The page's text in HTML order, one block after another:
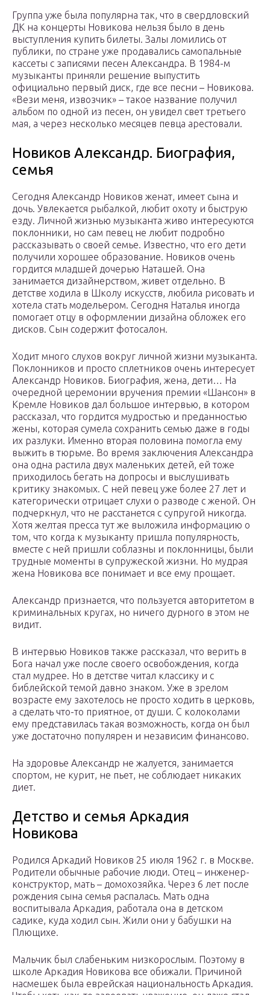
Группа уже была популярна так, что в свердловский
ДК на концерты Новикова нельзя было в день
выступления купить билеты. Залы ломились от
публики, по стране уже продавались самопальные
кассеты с записями песен Александра. В 1984-м
музыканты приняли решение выпустить
официально первый диск, где все песни – Новикова.
«Вези меня, извозчик» – такое название получил
альбом по одной из песен, он увидел свет третьего
мая, а через несколько месяцев певца арестовали.
Новиков Александр. Биография,
семья
Сегодня Александр Новиков женат, имеет сына и
дочь. Увлекается рыбалкой, любит охоту и быструю
езду. Личной жизнью музыканта живо интересуются
поклонники, но сам певец не любит подробно
рассказывать о своей семье. Известно, что его дети
получили хорошее образование. Новиков очень
гордится младшей дочерью Наташей. Она
занимается дизайнерством, живет отдельно. В
детстве ходила в Школу искусств, любила рисовать и
хотела стать модельером. Сегодня Наталья иногда
помогает отцу в оформлении дизайна обложек его
дисков. Сын содержит фотосалон.
Ходит много слухов вокруг личной жизни музыканта.
Поклонников и просто сплетников очень интересует
Александр Новиков. Биография, жена, дети… На
очередной церемонии вручения премии «Шансон» в
Кремле Новиков дал большое интервью, в котором
рассказал, что гордится мудростью и преданностью
жены, которая сумела сохранить семью даже в годы
их разлуки. Именно вторая половина помогла ему
выжить в тюрьме. Во время заключения Александра
она одна растила двух маленьких детей, ей тоже
приходилось бегать на допросы и выслушивать
критику знакомых. С ней певец уже более 27 лет и
категорически отрицает слухи о разводе с женой. Он
подчеркнул, что не расстанется с супругой никогда.
Хотя желтая пресса тут же выложила информацию о
том, что когда к музыканту пришла популярность,
вместе с ней пришли соблазны и поклонницы, были
трудные моменты в супружеской жизни. Но мудрая
жена Новикова все понимает и все ему прощает.
Александр признается, что пользуется авторитетом в
криминальных кругах, но ничего дурного в этом не
видит.
В интервью Новиков также рассказал, что верить в
Бога начал уже после своего освобождения, когда
стал мудрее. Но в детстве читал классику и с
библейской темой давно знаком. Уже в зрелом
возрасте ему захотелось не просто ходить в церковь,
а сделать что-то приятное, от души. С колоколами
ему представилась такая возможность, когда он был
уже достаточно популярен и независим финансово.
На здоровье Александр не жалуется, занимается
спортом, не курит, не пьет, не соблюдает никаких
диет.
Детство и семья Аркадия
Новикова
Родился Аркадий Новиков 25 июля 1962 г. в Москве.
Родители обычные рабочие люди. Отец – инженер-
конструктор, мать – домохозяйка. Через 6 лет после
рождения сына семья распалась. Мать одна
воспитывала Аркадия, работала она в детском
садике, куда ходил сын. Жили они у бабушки на
Плющихе.
Мальчик был слабеньким низкорослым. Поэтому в
школе Аркадия Новикова все обижали. Причиной
насмешек была еврейская национальность Аркадия.